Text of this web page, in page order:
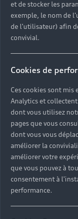
et de stocker les
exemple, le nom de
de l'utilisateur) afin
convivial.
Cookies de
Ces cookies sont mis
Analytics et
dont vous utilisez
pages que vous
dont vous vous
améliorer la
améliorer votre
que vous pouvez à
consentement à
performance.